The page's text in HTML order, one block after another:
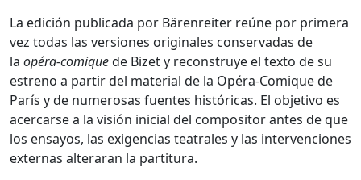
La edición publicada por Bärenreiter reúne por primera
vez todas las versiones originales conservadas de
la opéra-comiquede Bizet y reconstruye el texto de su
estreno a partir del material de la Opéra-Comique de
París y de numerosas fuentes históricas. El objetivo es
acercarse a la visión inicial del compositor antes de que
los ensayos, las exigencias teatrales y las intervenciones
externas alteraran la partitura.